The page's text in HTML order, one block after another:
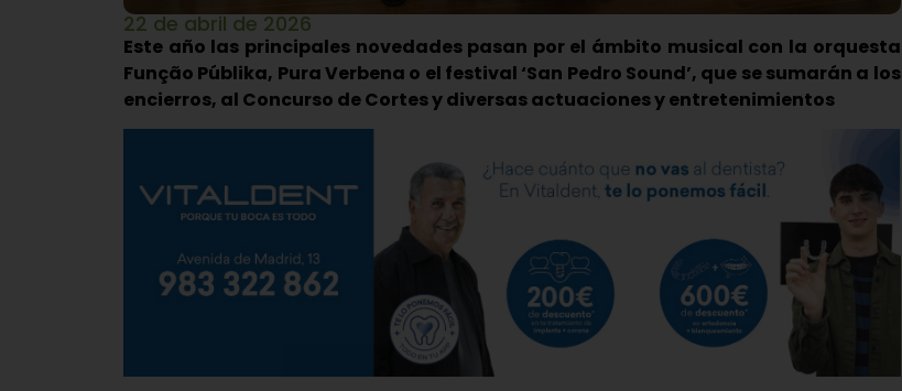
22 de abril de 2026
Este año las principales novedades pasan por el ámbito musical con la orquesta
Função Públika, Pura Verbena o el festival ‘San Pedro Sound’, que se sumarán a los
encierros, al Concurso de Cortes y diversas actuaciones y entretenimientos